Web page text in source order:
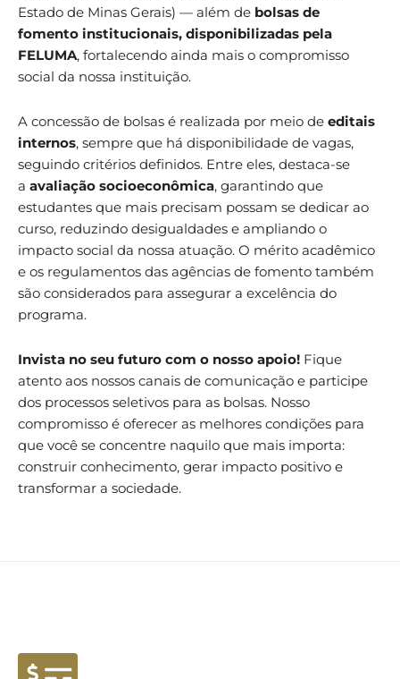
Estado de Minas Gerais) — além de bolsas de
fomento institucionais, disponibilizadas pela
FELUMA, fortalecendo ainda mais o compromisso
social da nossa instituição.
A concessão de bolsas é realizada por meio de editais
internos, sempre que há disponibilidade de vagas,
seguindo critérios definidos. Entre eles, destaca-se
a avaliação socioeconômica, garantindo que
estudantes que mais precisam possam se dedicar ao
curso, reduzindo desigualdades e ampliando o
impacto social da nossa atuação. O mérito acadêmico
e os regulamentos das agências de fomento também
são considerados para assegurar a excelência do
programa.
Invista no seu futuro com o nosso apoio! Fique
atento aos nossos canais de comunicação e participe
dos processos seletivos para as bolsas. Nosso
compromisso é oferecer as melhores condições para
que você se concentre naquilo que mais importa:
construir conhecimento, gerar impacto positivo e
transformar a sociedade.